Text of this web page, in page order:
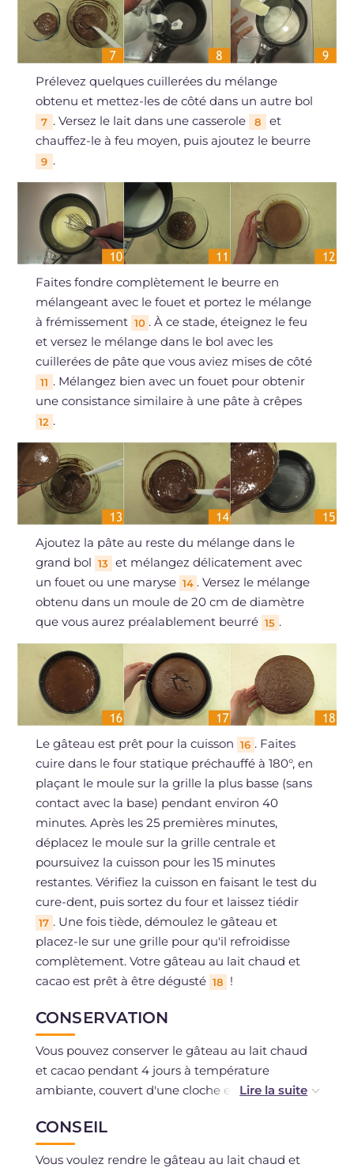
Prélevez quelques cuillerées du mélange
obtenu et mettez-les de côté dans un autre bol
7 . Versez le lait dans une casserole 8
et
chauffez-le à feu moyen, puis ajoutez le beurre
9 .
Faites fondre complètement le beurre en
mélangeant avec le fouet et portez le mélange
à frémissement 10 . À ce stade, éteignez le feu
et versez le mélange dans le bol avec les
cuillerées de pâte que vous aviez mises de côté
11 . Mélangez bien avec un fouet pour obtenir
une consistance similaire à une pâte à crêpes
12 .
Ajoutez la pâte au reste du mélange dans le
grand bol 13
et mélangez délicatement avec
un fouet ou une maryse 14 . Versez le mélange
obtenu dans un moule de 20 cm de diamètre
que vous aurez préalablement beurré 15 .
Le gâteau est prêt pour la cuisson 16 . Faites
cuire dans le four statique préchauffé à 180°, en
plaçant le moule sur la grille la plus basse (sans
contact avec la base) pendant environ 40
minutes. Après les 25 premières minutes,
déplacez le moule sur la grille centrale et
poursuivez la cuisson pour les 15 minutes
restantes. Vérifiez la cuisson en faisant le test du
cure-dent, puis sortez du four et laissez tiédir
17 . Une fois tiède, démoulez le gâteau et
placez-le sur une grille pour qu'il refroidisse
complètement. Votre gâteau au lait chaud et
cacao est prêt à être dégusté 18 !
CONSERVATION
Vous pouvez conserver le gâteau au lait chaud
et cacao pendant 4 jours à température
ambiante, couvert d'une cloche en verre.
Vous pouvez aussi le congeler après l'avoir laissé
refroidir complètement.
CONSEIL
Vous voulez rendre le gâteau au lait chaud et